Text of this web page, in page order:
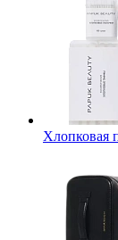
Хлопковая